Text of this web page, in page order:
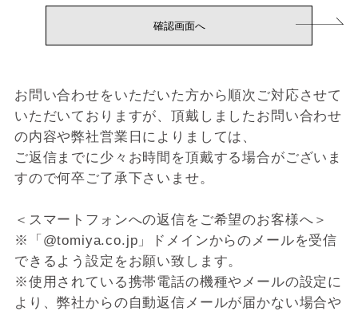
お問い合わせをいただいた方から順次ご対応させて
いただいておりますが、頂戴しましたお問い合わせ
の内容や弊社営業日によりましては、
ご返信までに少々お時間を頂戴する場合がございま
すので何卒ご了承下さいませ。
＜スマートフォンへの返信をご希望のお客様へ＞
※「@tomiya.co.jp」ドメインからのメールを受信
できるよう設定をお願い致します。
※使用されている携帯電話の機種やメールの設定に
より、弊社からの自動返信メールが届かない場合や